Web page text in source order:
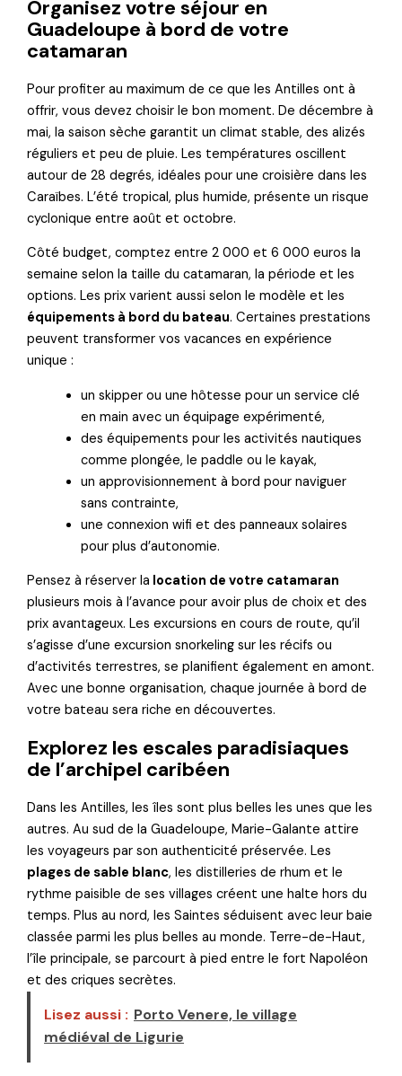
Organisez votre séjour en
Guadeloupe à bord de votre
catamaran
Pour profiter au maximum de ce que les Antilles ont à
offrir, vous devez choisir le bon moment. De décembre à
mai, la saison sèche garantit un climat stable, des alizés
réguliers et peu de pluie. Les températures oscillent
autour de 28 degrés, idéales pour une croisière dans les
Caraïbes. L’été tropical, plus humide, présente un risque
cyclonique entre août et octobre.
Côté budget, comptez entre 2 000 et 6 000 euros la
semaine selon la taille du catamaran, la période et les
options. Les prix varient aussi selon le modèle et les
équipements à bord du bateau. Certaines prestations
peuvent transformer vos vacances en expérience
unique :
un skipper ou une hôtesse pour un service clé
en main avec un équipage expérimenté,
des équipements pour les activités nautiques
comme plongée, le paddle ou le kayak,
un approvisionnement à bord pour naviguer
sans contrainte,
une connexion wifi et des panneaux solaires
pour plus d’autonomie.
Pensez à réserver la location de votre catamaran
plusieurs mois à l’avance pour avoir plus de choix et des
prix avantageux. Les excursions en cours de route, qu’il
s’agisse d’une excursion snorkeling sur les récifs ou
d’activités terrestres, se planifient également en amont.
Avec une bonne organisation, chaque journée à bord de
votre bateau sera riche en découvertes.
Explorez les escales paradisiaques
de l’archipel caribéen
Dans les Antilles, les îles sont plus belles les unes que les
autres. Au sud de la Guadeloupe, Marie-Galante attire
les voyageurs par son authenticité préservée. Les
plages de sable blanc, les distilleries de rhum et le
rythme paisible de ses villages créent une halte hors du
temps. Plus au nord, les Saintes séduisent avec leur baie
classée parmi les plus belles au monde. Terre-de-Haut,
l’île principale, se parcourt à pied entre le fort Napoléon
et des criques secrètes.
Lisez aussi : Porto Venere, le village
médiéval de Ligurie